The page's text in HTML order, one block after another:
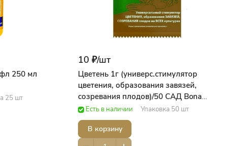
250 мл
25 шт
10 ₽/шт
Цветень 1г (универс.стимулятор
цветения, образования завязей,
созревания плодов)/50 САД Bona
ForteДобрая сила
Есть в наличии Упаковка 50 шт
В корзину